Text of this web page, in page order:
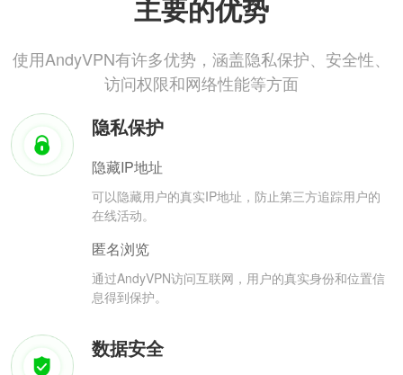
主要的优势
使用AndyVPN有许多优势，涵盖隐私保护、安全性、
访问权限和网络性能等方面
隐私保护
隐藏IP地址
可以隐藏用户的真实IP地址，防止第三方追踪用户的
在线活动。
匿名浏览
通过AndyVPN访问互联网，用户的真实身份和位置信
息得到保护。
数据安全